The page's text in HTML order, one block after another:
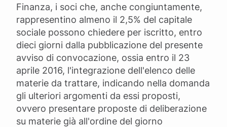
Finanza, i soci che, anche congiuntamente,
rappresentino almeno il 2,5% del capitale
sociale possono chiedere per iscritto, entro
dieci giorni dalla pubblicazione del presente
avviso di convocazione, ossia entro il 23
aprile 2016, l'integrazione dell'elenco delle
materie da trattare, indicando nella domanda
gli ulteriori argomenti da essi proposti,
ovvero presentare proposte di deliberazione
su materie già all'ordine del giorno